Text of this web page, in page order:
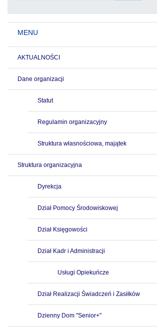
MENU
AKTUALNOŚCI
Dane organizacji
Statut
Regulamin organizacyjny
Struktura własnościowa, majątek
Struktura organizacyjna
Dyrekcja
Dział Pomocy Środowiskowej
Dział Księgowości
Dział Kadr i Administracji
Usługi Opiekuńcze
Dział Realizacji Świadczeń i Zasiłków
Dzienny Dom "Senior+"